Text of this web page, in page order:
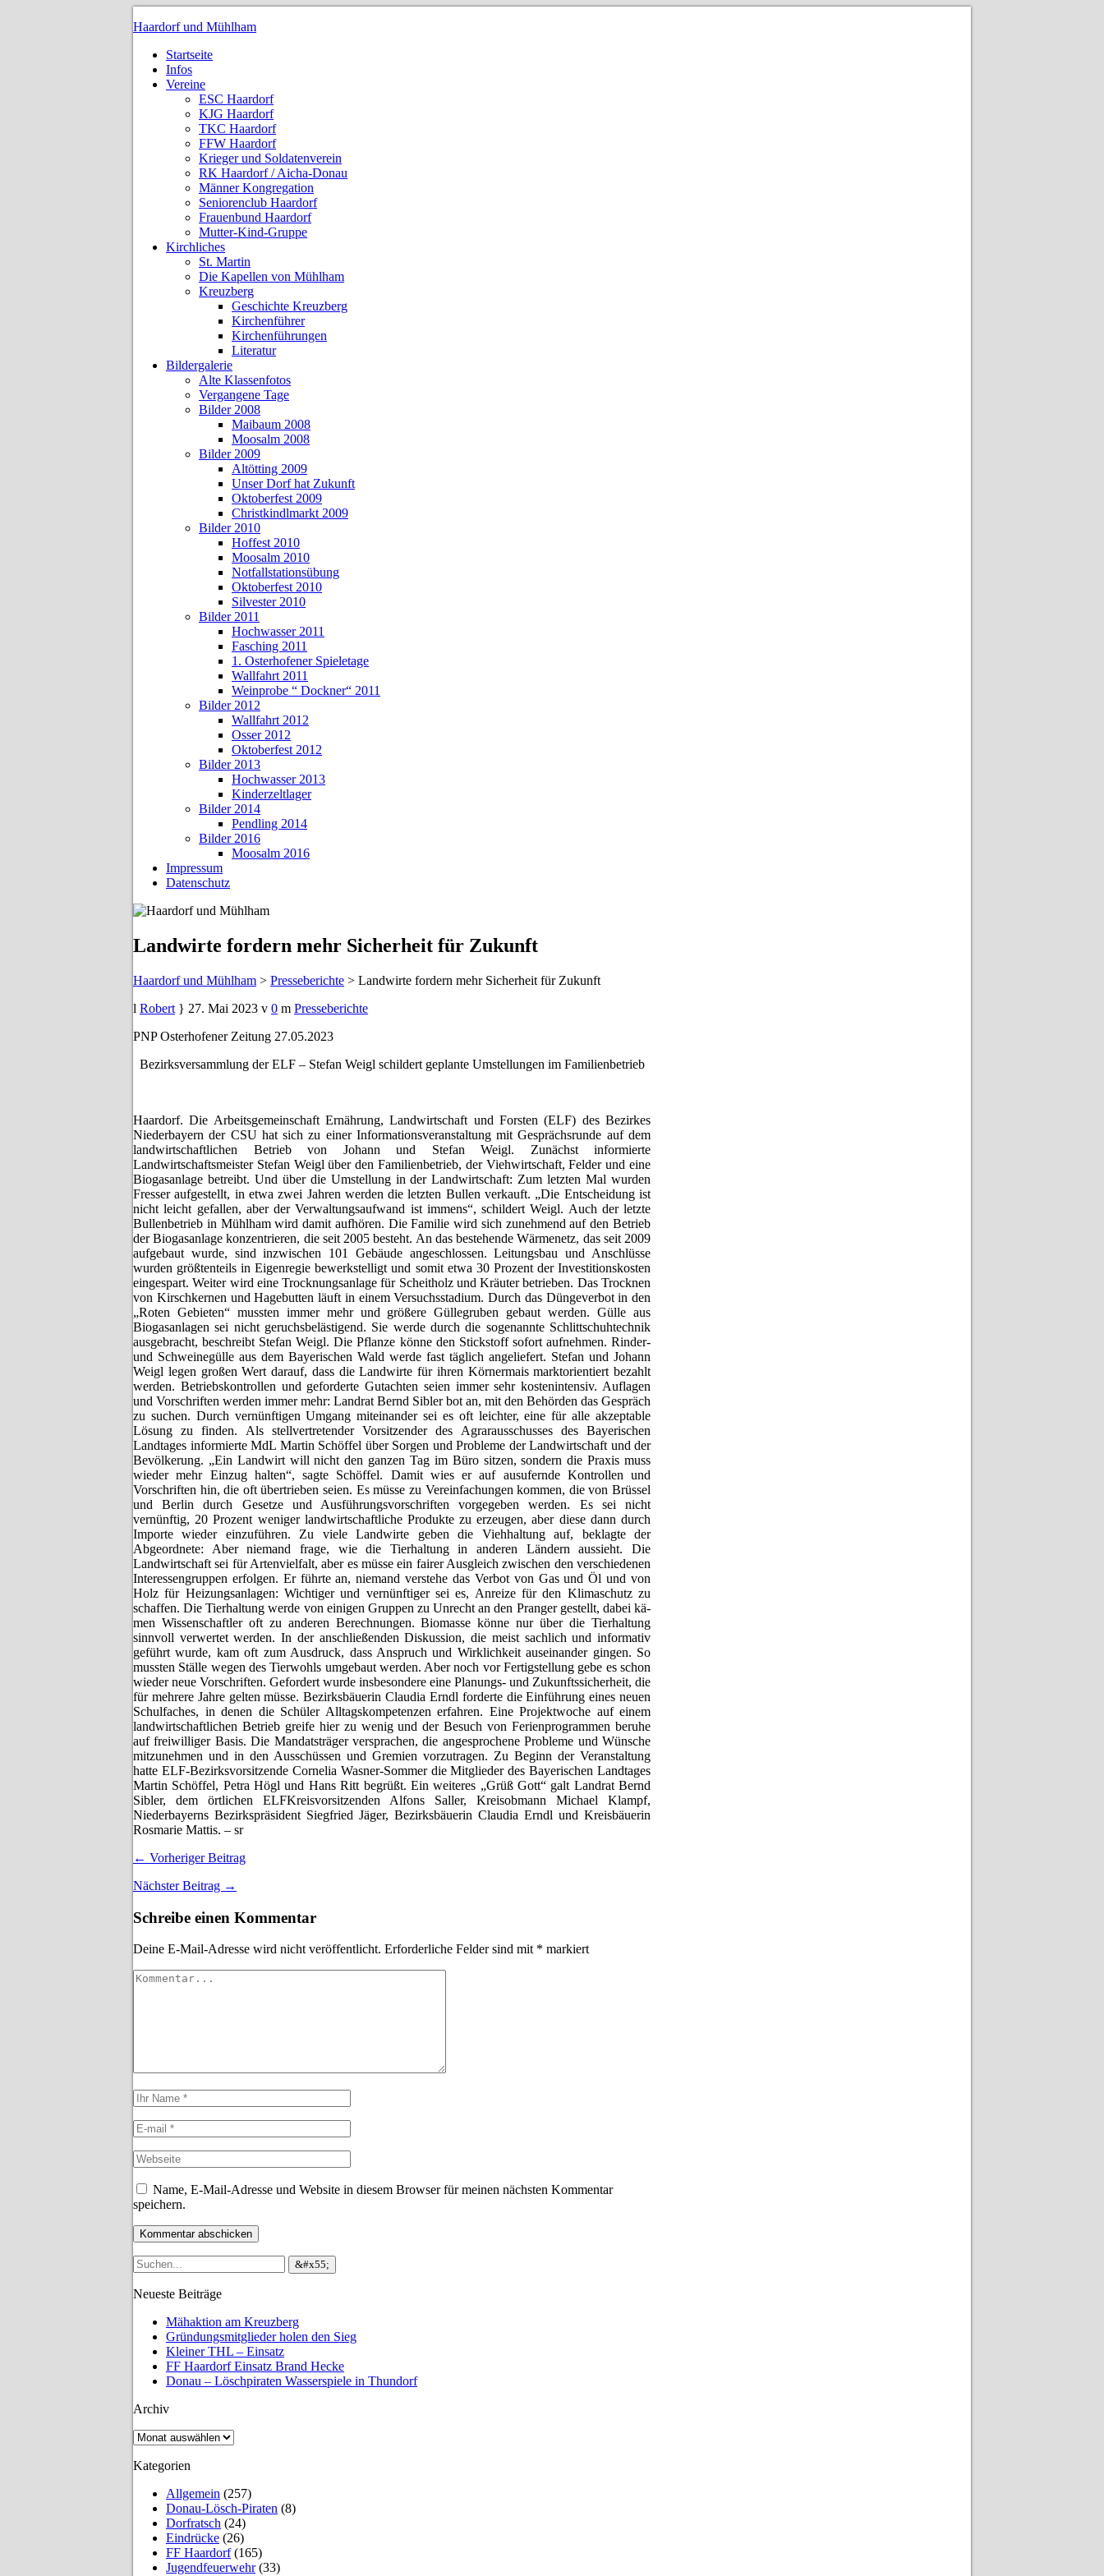
Haardorf und Mühlham
Startseite
Infos
Vereine
ESC Haardorf
KJG Haardorf
TKC Haardorf
FFW Haardorf
Krieger und Soldatenverein
RK Haardorf / Aicha-Donau
Männer Kongregation
Seniorenclub Haardorf
Frauenbund Haardorf
Mutter-Kind-Gruppe
Kirchliches
St. Martin
Die Kapellen von Mühlham
Kreuzberg
Geschichte Kreuzberg
Kirchenführer
Kirchenführungen
Literatur
Bildergalerie
Alte Klassenfotos
Vergangene Tage
Bilder 2008
Maibaum 2008
Moosalm 2008
Bilder 2009
Altötting 2009
Unser Dorf hat Zukunft
Oktoberfest 2009
Christkindlmarkt 2009
Bilder 2010
Hoffest 2010
Moosalm 2010
Notfallstationsübung
Oktoberfest 2010
Silvester 2010
Bilder 2011
Hochwasser 2011
Fasching 2011
1. Osterhofener Spieletage
Wallfahrt 2011
Weinprobe “ Dockner“ 2011
Bilder 2012
Wallfahrt 2012
Osser 2012
Oktoberfest 2012
Bilder 2013
Hochwasser 2013
Kinderzeltlager
Bilder 2014
Pendling 2014
Bilder 2016
Moosalm 2016
Impressum
Datenschutz
Landwirte fordern mehr Sicherheit für Zukunft
Haardorf und Mühlham > Presseberichte > Landwirte fordern mehr Sicherheit für Zukunft
Robert
27. Mai 2023 0
Presseberichte
PNP Osterhofener Zeitung 27.05.2023
Bezirksversammlung der ELF – Stefan Weigl schildert geplante Umstellungen im Familienbetrieb
Haardorf. Die Arbeitsgemeinschaft Ernährung, Landwirtschaft und Forsten (ELF) des Bezirkes
Niederbayern der CSU hat sich zu einer Informationsveranstaltung mit Gesprächsrunde auf dem
landwirtschaftlichen Betrieb von Johann und Stefan Weigl. Zunächst informierte
Landwirtschaftsmeister Stefan Weigl über den Familienbetrieb, der Viehwirtschaft, Felder und eine
Biogasanlage betreibt. Und über die Umstellung in der Landwirtschaft: Zum letzten Mal wurden
Fresser aufgestellt, in etwa zwei Jahren werden die letzten Bullen verkauft. „Die Entscheidung ist
nicht leicht gefallen, aber der Verwaltungsaufwand ist immens“, schildert Weigl. Auch der letzte
Bullenbetrieb in Mühlham wird damit aufhören. Die Familie wird sich zunehmend auf den Betrieb
der Biogasanlage konzentrieren, die seit 2005 besteht. An das bestehende Wärmenetz, das seit 2009
aufgebaut wurde, sind inzwischen 101 Gebäude angeschlossen. Leitungsbau und Anschlüsse
wurden größtenteils in Eigenregie bewerkstelligt und somit etwa 30 Prozent der Investitionskosten
eingespart. Weiter wird eine Trocknungsanlage für Scheitholz und Kräuter betrieben. Das Trocknen
von Kirschkernen und Hagebutten läuft in einem Versuchsstadium. Durch das Düngeverbot in den
„Roten Gebieten“ mussten immer mehr und größere Güllegruben gebaut werden. Gülle aus
Biogasanlagen sei nicht geruchsbelästigend. Sie werde durch die sogenannte Schlittschuhtechnik
ausgebracht, beschreibt Stefan Weigl. Die Pflanze könne den Stickstoff sofort aufnehmen. Rinder-
und Schweinegülle aus dem Bayerischen Wald werde fast täglich angeliefert. Stefan und Johann
Weigl legen großen Wert darauf, dass die Landwirte für ihren Körnermais marktorientiert bezahlt
werden. Betriebskontrollen und geforderte Gutachten seien immer sehr kostenintensiv. Auflagen
und Vorschriften werden immer mehr: Landrat Bernd Sibler bot an, mit den Behörden das Gespräch
zu suchen. Durch vernünftigen Umgang miteinander sei es oft leichter, eine für alle akzeptable
Lösung zu finden. Als stellvertretender Vorsitzender des Agrarausschusses des Bayerischen
Landtages informierte MdL Martin Schöffel über Sorgen und Probleme der Landwirtschaft und der
Bevölkerung. „Ein Landwirt will nicht den ganzen Tag im Büro sitzen, sondern die Praxis muss
wieder mehr Einzug halten“, sagte Schöffel. Damit wies er auf ausufernde Kontrollen und
Vorschriften hin, die oft übertrieben seien. Es müsse zu Vereinfachungen kommen, die von Brüssel
und Berlin durch Gesetze und Ausführungsvorschriften vorgegeben werden. Es sei nicht
vernünftig, 20 Prozent weniger landwirtschaftliche Produkte zu erzeugen, aber diese dann durch
Importe wieder einzuführen. Zu viele Landwirte geben die Viehhaltung auf, beklagte der
Abgeordnete: Aber niemand frage, wie die Tierhaltung in anderen Ländern aussieht. Die
Landwirtschaft sei für Artenvielfalt, aber es müsse ein fairer Ausgleich zwischen den verschiedenen
Interessengruppen erfolgen. Er führte an, niemand verstehe das Verbot von Gas und Öl und von
Holz für Heizungsanlagen: Wichtiger und vernünftiger sei es, Anreize für den Klimaschutz zu
schaffen. Die Tierhaltung werde von einigen Gruppen zu Unrecht an den Pranger gestellt, dabei kä-
men Wissenschaftler oft zu anderen Berechnungen. Biomasse könne nur über die Tierhaltung
sinnvoll verwertet werden. In der anschließenden Diskussion, die meist sachlich und informativ
geführt wurde, kam oft zum Ausdruck, dass Anspruch und Wirklichkeit auseinander gingen. So
mussten Ställe wegen des Tierwohls umgebaut werden. Aber noch vor Fertigstellung gebe es schon
wieder neue Vorschriften. Gefordert wurde insbesondere eine Planungs- und Zukunftssicherheit, die
für mehrere Jahre gelten müsse. Bezirksbäuerin Claudia Erndl forderte die Einführung eines neuen
Schulfaches, in denen die Schüler Alltagskompetenzen erfahren. Eine Projektwoche auf einem
landwirtschaftlichen Betrieb greife hier zu wenig und der Besuch von Ferienprogrammen beruhe
auf freiwilliger Basis. Die Mandatsträger versprachen, die angesprochene Probleme und Wünsche
mitzunehmen und in den Ausschüssen und Gremien vorzutragen. Zu Beginn der Veranstaltung
hatte ELF-Bezirksvorsitzende Cornelia Wasner-Sommer die Mitglieder des Bayerischen Landtages
Martin Schöffel, Petra Högl und Hans Ritt begrüßt. Ein weiteres „Grüß Gott“ galt Landrat Bernd
Sibler, dem örtlichen ELFKreisvorsitzenden Alfons Saller, Kreisobmann Michael Klampf,
Niederbayerns Bezirkspräsident Siegfried Jäger, Bezirksbäuerin Claudia Erndl und Kreisbäuerin
Rosmarie Mattis. – sr
← Vorheriger Beitrag
Nächster Beitrag →
Schreibe einen Kommentar
Deine E-Mail-Adresse wird nicht veröffentlicht. Erforderliche Felder sind mit * markiert
Name, E-Mail-Adresse und Website in diesem Browser für meinen nächsten Kommentar
speichern.
Neueste Beiträge
Mähaktion am Kreuzberg
Gründungsmitglieder holen den Sieg
Kleiner THL – Einsatz
FF Haardorf Einsatz Brand Hecke
Donau – Löschpiraten Wasserspiele in Thundorf
Archiv
Archiv
Kategorien
Allgemein (257)
Donau-Lösch-Piraten (8)
Dorfratsch (24)
Eindrücke (26)
FF Haardorf(165)
Jugendfeuerwehr(33)